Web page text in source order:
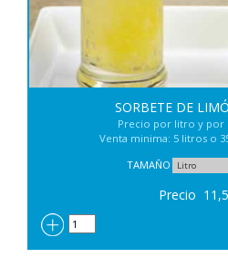
SORBETE DE
Precio por litro y por
Venta minima: 5 litros o
TAMAÑO
Precio